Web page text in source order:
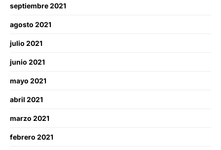
septiembre 2021
agosto 2021
julio 2021
junio 2021
mayo 2021
abril 2021
marzo 2021
febrero 2021